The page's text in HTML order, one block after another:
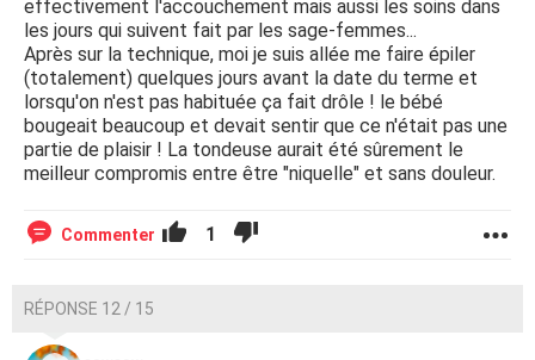
effectivement l'accouchement mais aussi les soins dans
les jours qui suivent fait par les sage-femmes...
Après sur la technique, moi je suis allée me faire épiler
(totalement) quelques jours avant la date du terme et
lorsqu'on n'est pas habituée ça fait drôle ! le bébé
bougeait beaucoup et devait sentir que ce n'était pas une
partie de plaisir ! La tondeuse aurait été sûrement le
meilleur compromis entre être "niquelle" et sans douleur.
Commenter 1
RÉPONSE 12 / 15